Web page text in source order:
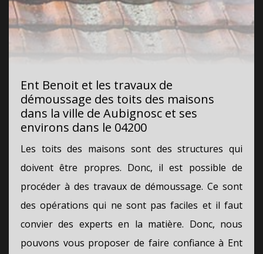
Ent Benoit et les travaux de
démoussage des toits des maisons
dans la ville de Aubignosc et ses
environs dans le 04200
Les toits des maisons sont des structures qui
doivent être propres. Donc, il est possible de
procéder à des travaux de démoussage. Ce sont
des opérations qui ne sont pas faciles et il faut
convier des experts en la matière. Donc, nous
pouvons vous proposer de faire confiance à Ent